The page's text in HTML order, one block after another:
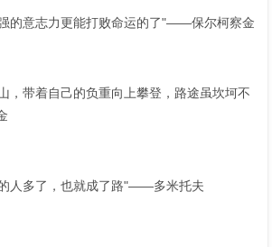
的意志力更能打败命运的了"——保尔柯察金
，带着自己的负重向上攀登，路途虽坎坷不
人多了，也就成了路"——多米托夫